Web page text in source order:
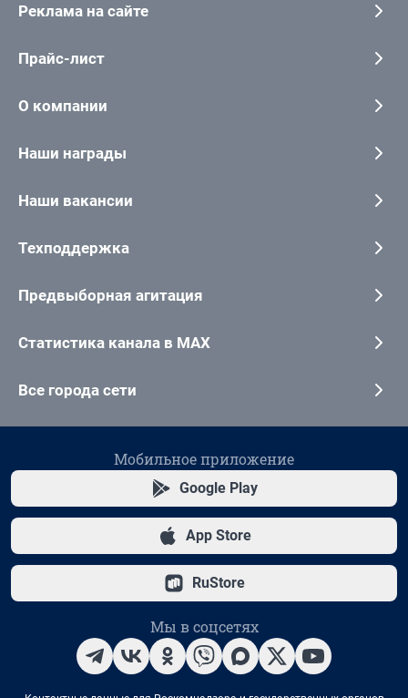
Реклама на сайте
Прайс-лист
О компании
Наши награды
Наши вакансии
Техподдержка
Предвыборная агитация
Статистика канала в MAX
Все города сети
Мобильное приложение
Google Play
App Store
RuStore
Мы в соцсетях